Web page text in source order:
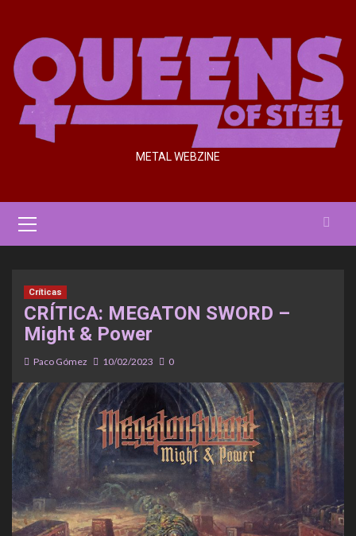
contenido
METAL WEBZINE
primario
Críticas
CRÍTICA: MEGATON SWORD –
Might & Power
Paco Gómez 10/02/2023 0